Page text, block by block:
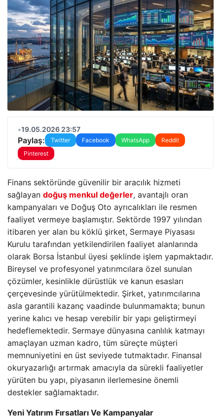
•19.05.2026 23:57
Paylaş: Twitter Facebook WhatsApp
Reddit
Pinterest
Finans sektöründe güvenilir bir aracılık hizmeti
sağlayan doğuş menkul değerler, avantajlı oran
kampanyaları ve Doğuş Oto ayrıcalıkları ile resmen
faaliyet vermeye başlamıştır. Sektörde 1997 yılından
itibaren yer alan bu köklü şirket, Sermaye Piyasası
Kurulu tarafından yetkilendirilen faaliyet alanlarında
olarak Borsa İstanbul üyesi şeklinde işlem yapmaktadır.
Bireysel ve profesyonel yatırımcılara özel sunulan
çözümler, kesinlikle dürüstlük ve kanun esasları
çerçevesinde yürütülmektedir. Şirket, yatırımcılarına
asla garantili kazanç vaadinde bulunmamakta; bunun
yerine kalıcı ve hesap verebilir bir yapı geliştirmeyi
hedeflemektedir. Sermaye dünyasına canlılık katmayı
amaçlayan uzman kadro, tüm süreçte müşteri
memnuniyetini en üst seviyede tutmaktadır. Finansal
okuryazarlığı artırmak amacıyla da sürekli faaliyetler
yürüten bu yapı, piyasanın ilerlemesine önemli
destekler sağlamaktadır.
Yeni Yatırım Fırsatları Ve Kampanyalar